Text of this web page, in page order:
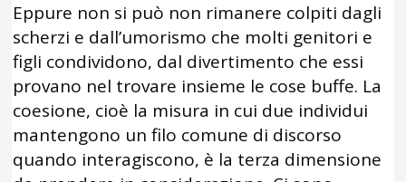
Eppure non si può non rimanere colpiti dagli
scherzi e dall’umorismo che molti genitori e
figli condividono, dal divertimento che essi
provano nel trovare insieme le cose buffe. La
coesione, cioè la misura in cui due individui
mantengono un filo comune di discorso
quando interagiscono, è la terza dimensione